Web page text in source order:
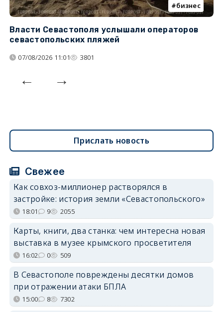
бизнес
Власти Севастополя услышали операторов
севастопольских пляжей
07/08/2026 11:01 3801
Прислать новость
Свежее
Как совхоз-миллионер растворялся в
застройке: история земли «Севастопольского»
18:01 9 2055
Карты, книги, два станка: чем интересна новая
выставка в музее крымского просветителя
16:02 0 509
В Севастополе повреждены десятки домов
при отражении атаки БПЛА
15:00 8 7302